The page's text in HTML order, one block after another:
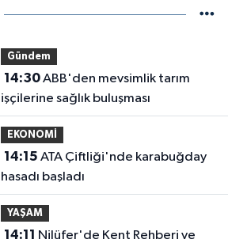
Gündem
14:30ABB'den mevsimlik tarım
işçilerine sağlık buluşması
EKONOMİ
14:15
hasadı başladı
YAŞAM
14:11